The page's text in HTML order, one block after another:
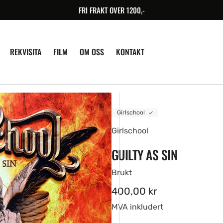
FRI FRAKT OVER 1200,-
REKVISITA FILM OM OSS KONTAKT
Girlschool
Girlschool
GUILTY AS SIN
Brukt
Ordinær
pris
400,00 kr
MVA inkludert